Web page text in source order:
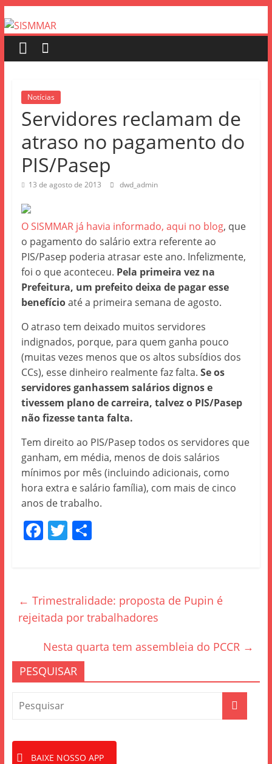
Notícias
Servidores reclamam de
atraso no pagamento do
PIS/Pasep
13 de agosto de 2013 dwd_admin
O SISMMAR já havia informado, aqui no blog, que
o pagamento do salário extra referente ao
PIS/Pasep poderia atrasar este ano. Infelizmente,
foi o que aconteceu. Pela primeira vez na
Prefeitura, um prefeito deixa de pagar esse
benefícioaté a primeira semana de agosto.
O atraso tem deixado muitos servidores
indignados, porque, para quem ganha pouco
(muitas vezes menos que os altos subsídios dos
CCs), esse dinheiro realmente faz falta. Se os
servidores ganhassem salários dignos e
tivessem plano de carreira, talvez o PIS/Pasep
não fizesse tanta falta.
Tem direito ao PIS/Pasep todos os servidores que
ganham, em média, menos de dois salários
mínimos por mês (incluindo adicionais, como
hora extra e salário família), com mais de cinco
anos de trabalho.
F
b
o
o
k
T S
← Trimestralidade: proposta de Pupin é
rejeitada por trabalhadores
Nesta quarta tem assembleia do PCCR →
PESQUISAR
BAIXE NOSSO APP